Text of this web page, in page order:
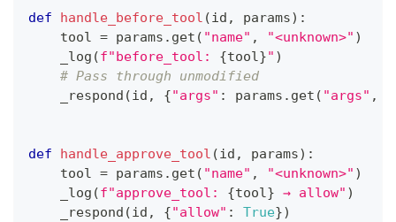
def handle_before_tool (id , params) :
    tool
= params . get ( "name" , "<unknown>" )
    _log
(f"before_tool: {tool}" )
# Pass through unmodified
    _respond
(id , {"args" : params . get ( "args" ,
def handle_approve_tool (id , params) :
    tool
= params . get ( "name" , "<unknown>" )
    _log
(f"approve_tool: {tool} → allow" )
    _respond
(id , {"allow" : True})